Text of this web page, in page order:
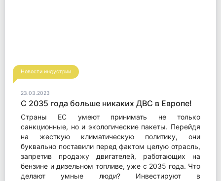
Новости индустрии
23.03.2023
С 2035 года больше никаких ДВС в Европе!
Страны ЕС умеют принимать не только
санкционные, но и экологические пакеты. Перейдя
на жесткую климатическую политику, они
буквально поставили перед фактом целую отрасль,
запретив продажу двигателей, работающих на
бензине и дизельном топливе, уже с 2035 года. Что
делают умные люди? Инвестируют в